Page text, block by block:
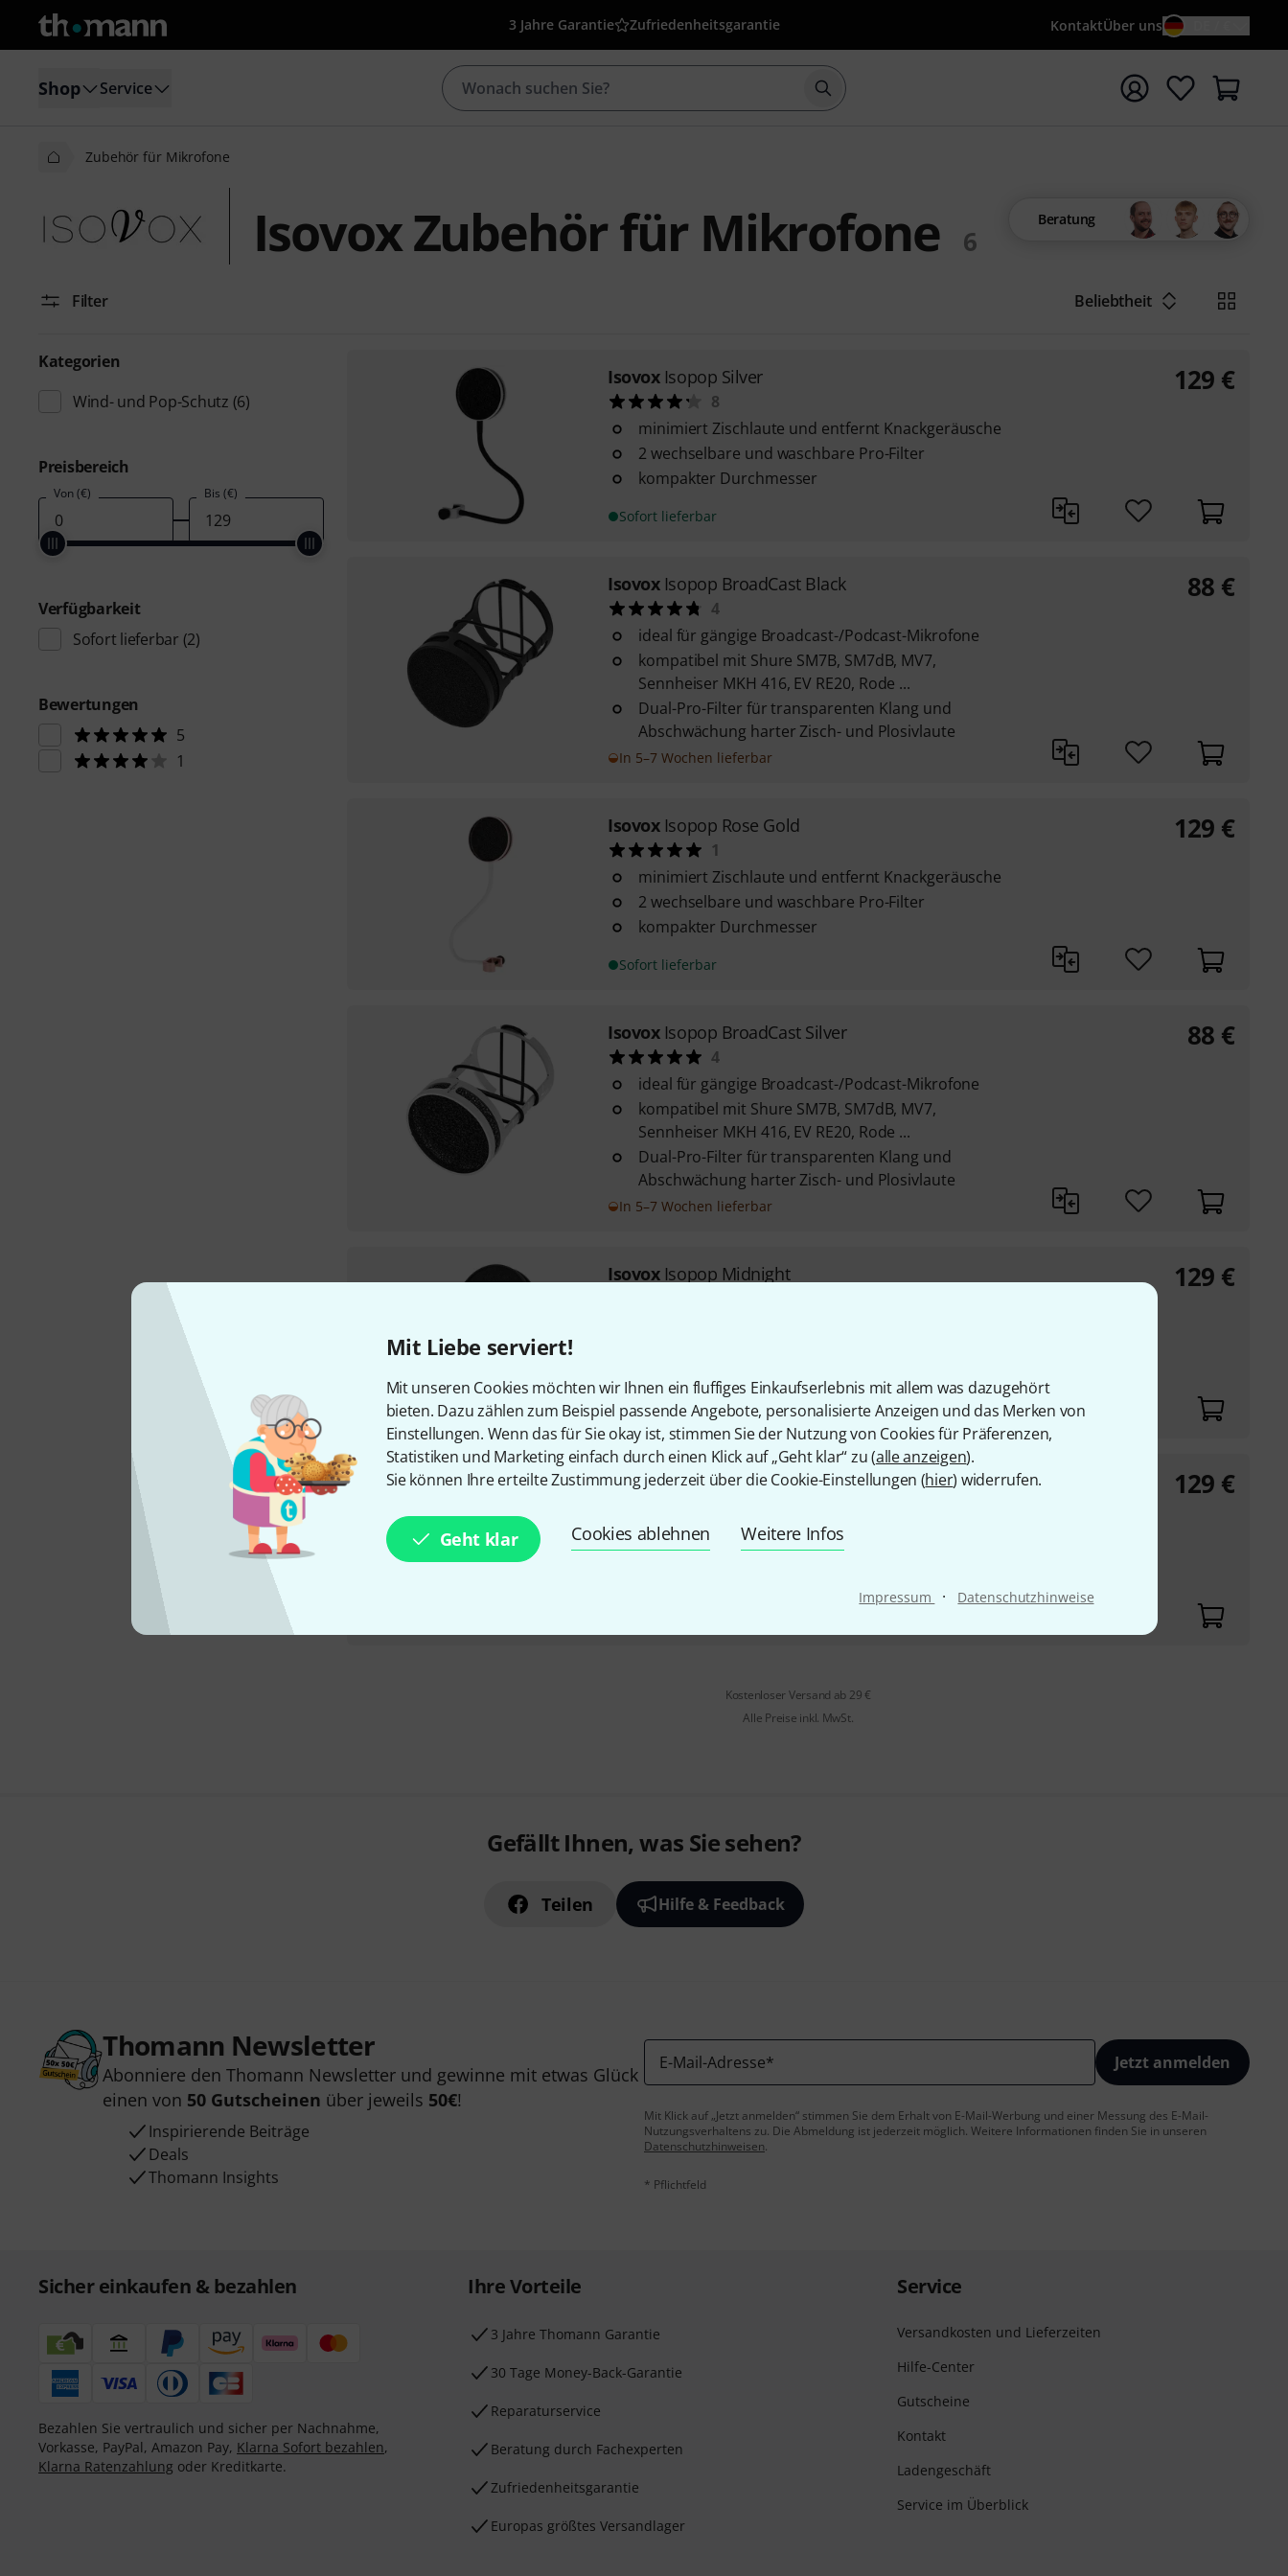
Mit Liebe serviert!
Mit unseren Cookies möchten wir Ihnen ein fluffiges Einkaufserlebnis mit allem was dazugehört
bieten. Dazu zählen zum Beispiel passende Angebote, personalisierte Anzeigen und das Merken von
Einstellungen. Wenn das für Sie okay ist, stimmen Sie der Nutzung von Cookies für Präferenzen,
Statistiken und Marketing einfach durch einen Klick auf „Geht klar“ zu (alle anzeigen).
Sie können Ihre erteilte Zustimmung jederzeit über die Cookie-Einstellungen (hier) widerrufen.
Geht klar Cookies ablehnen Weitere Infos
Impressum · Datenschutzhinweise
3 Jahre Garantie Zufriedenheitsgarantie KontaktÜber uns
Shop Service Suche mit Suchwort {searchTerm} starten
Zubehör für Mikrofone
Isovox Zubehör für Mikrofone 6
Beratung
Filter Beliebtheit
Kategorien
Wind- und Pop-Schutz (6)
Preisbereich
Von (€) Bis (€)
Verfügbarkeit
Sofort lieferbar (2)
Bewertungen
5
1
Isovox Isopop Silver
8
minimiert Zischlaute und entfernt Knackgeräusche
2 wechselbare und waschbare Pro-Filter
kompakter Durchmesser
Sofort lieferbar
129 €
Isovox Isopop BroadCast Black
4
ideal für gängige Broadcast-/Podcast-Mikrofone
kompatibel mit Shure SM7B, SM7dB, MV7,
Sennheiser MKH 416, EV RE20, Rode ...
Dual-Pro-Filter für transparenten Klang und
Abschwächung harter Zisch- und Plosivlaute
In 5–7 Wochen lieferbar
88 €
Isovox Isopop Rose Gold
1
minimiert Zischlaute und entfernt Knackgeräusche
2 wechselbare und waschbare Pro-Filter
kompakter Durchmesser
Sofort lieferbar
129 €
Isovox Isopop BroadCast Silver
4
ideal für gängige Broadcast-/Podcast-Mikrofone
kompatibel mit Shure SM7B, SM7dB, MV7,
Sennheiser MKH 416, EV RE20, Rode ...
Dual-Pro-Filter für transparenten Klang und
Abschwächung harter Zisch- und Plosivlaute
In 5–7 Wochen lieferbar
88 €
Isovox Isopop Midnight
In 5–7 Wochen lieferbar
129 €
IsovoxIsopop Bronze
minimiert Zischlaute und entfernt Knackgeräusche
2 wechselbare und waschbare Pro-Filter
129 €
Kostenloser Versand ab 29 €
Alle Preise inkl. MwSt.
Gefällt Ihnen, was Sie sehen?
Teilen Hilfe & Feedback
Thomann Newsletter
Abonniere den Thomann Newsletter und gewinne mit etwas Glück
einen von 50 Gutscheinen über jeweils 50€!
Inspirierende Beiträge
Deals
Thomann Insights
E-Mail-Adresse* Jetzt anmelden
Mit Klick auf „Jetzt anmelden“ stimmen Sie dem Erhalt von E-Mail-Werbung und einer Messung des E-Mail-
Nutzungsverhaltens zu. Die Abmeldung ist jederzeit möglich. Weitere Informationen finden Sie in unseren
Datenschutzhinweisen.
* Pflichtfeld
Sicher einkaufen & bezahlen
Bezahlen Sie vertraulich und sicher per Nachnahme,
Vorkasse, PayPal, Amazon Pay, Klarna Sofort bezahlen,
Klarna Ratenzahlung oder Kreditkarte.
Ihre Vorteile
3 Jahre Thomann Garantie
30 Tage Money-Back-Garantie
Reparaturservice
Beratung durch Fachexperten
Zufriedenheitsgarantie
Europas größtes Versandlager
Service
Versandkosten und Lieferzeiten
Hilfe-Center
Gutscheine
Kontakt
Ladengeschäft
Service im Überblick